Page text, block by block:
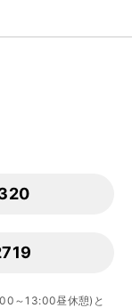
～13:00昼休憩)と